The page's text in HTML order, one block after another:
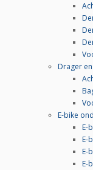
Drager
E-bike
E-
E-
E-
E-